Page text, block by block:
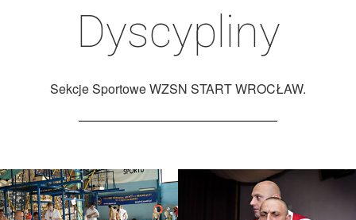
Dyscypliny
Sekcje Sportowe WZSN START WROCŁAW.